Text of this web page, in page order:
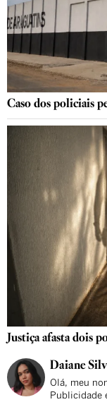
Caso dos policiais
Justiça afasta dois
Daiane
Olá, meu
Publicidade